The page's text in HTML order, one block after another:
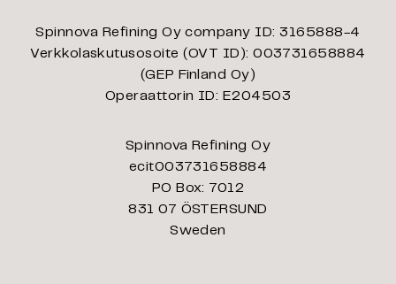
Spinnova Refining Oy company ID: 3165888-4
Verkkolaskutusosoite (OVT ID): 003731658884
(GEP Finland Oy)
Operaattorin ID: E204503
Spinnova Refining Oy
ecit003731658884
PO Box: 7012
831 07 ÖSTERSUND
Sweden